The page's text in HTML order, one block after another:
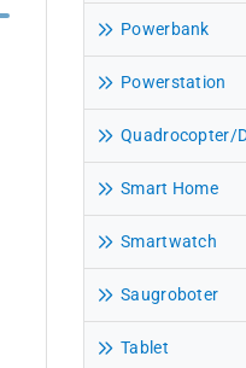
Powerbank
Powerstation
Quadrocopter/
Smart Home
Smartwatch
Saugroboter
Tablet